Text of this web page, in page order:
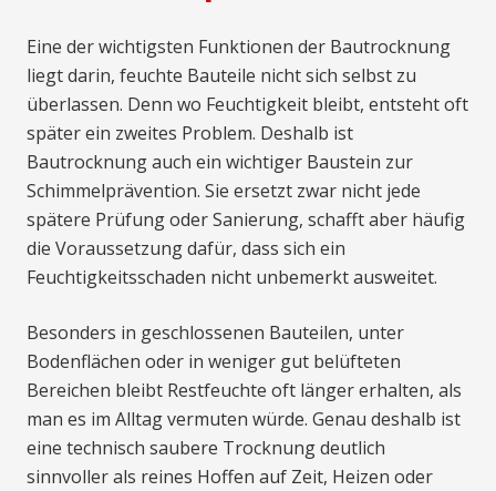
Eine der wichtigsten Funktionen der Bautrocknung
liegt darin, feuchte Bauteile nicht sich selbst zu
überlassen. Denn wo Feuchtigkeit bleibt, entsteht oft
später ein zweites Problem. Deshalb ist
Bautrocknung auch ein wichtiger Baustein zur
Schimmelprävention. Sie ersetzt zwar nicht jede
spätere Prüfung oder Sanierung, schafft aber häufig
die Voraussetzung dafür, dass sich ein
Feuchtigkeitsschaden nicht unbemerkt ausweitet.
Besonders in geschlossenen Bauteilen, unter
Bodenflächen oder in weniger gut belüfteten
Bereichen bleibt Restfeuchte oft länger erhalten, als
man es im Alltag vermuten würde. Genau deshalb ist
eine technisch saubere Trocknung deutlich
sinnvoller als reines Hoffen auf Zeit, Heizen oder